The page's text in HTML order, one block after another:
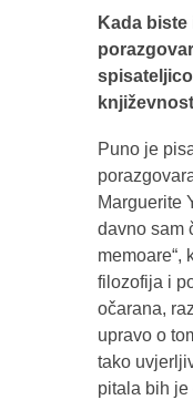
Kada
Puno je
Marguerite
davno sam
memoare“,
filozofija i
očarana,
upravo o
tako
pitala bih